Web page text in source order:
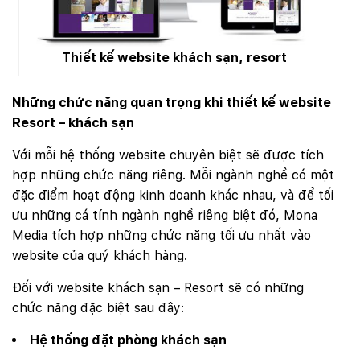
Thiết kế website khách sạn, resort
Những chức năng quan trọng khi thiết kế website
Resort – khách sạn
Với mỗi hệ thống website chuyên biệt sẽ được tích
hợp những chức năng riêng. Mỗi ngành nghề có một
đặc điểm hoạt động kinh doanh khác nhau, và để tối
ưu những cá tính ngành nghề riêng biệt đó, Mona
Media tích hợp những chức năng tối ưu nhất vào
website của quý khách hàng.
Đối với website khách sạn – Resort sẽ có những
chức năng đặc biệt sau đây:
Hệ thống đặt phòng khách sạn